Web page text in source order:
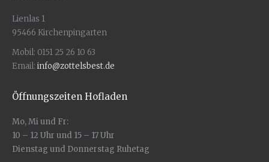
Lienlas 1
95466 Kirchenpingarten
Mobil: 0151 25 26 10 63
Email: info@zottelsbest.de
Öffnungszeiten Hofladen
Mo, Mi und Fr:
10 – 12 Uhr und 15 – 17 Uhr
Dienstag und Donnerstag Ruhetag